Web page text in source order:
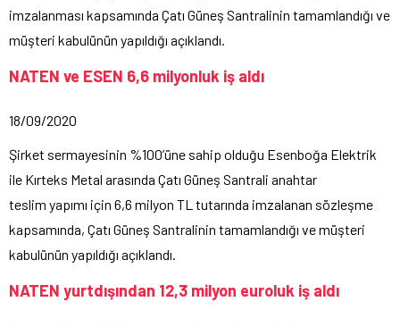
imzalanması kapsamında Çatı Güneş Santralinin tamamlandığı ve
müşteri kabulünün yapıldığı açıklandı.
NATEN ve ESEN 6,6 milyonluk iş aldı
18/09/2020
Şirket sermayesinin %100’üne sahip olduğu Esenboğa Elektrik
ile Kırteks Metal arasında Çatı Güneş Santrali anahtar
teslim yapımı için 6,6 milyon TL tutarında imzalanan sözleşme
kapsamında, Çatı Güneş Santralinin tamamlandığı ve müşteri
kabulünün yapıldığı açıklandı.
NATEN yurtdışından 12,3 milyon euroluk iş aldı